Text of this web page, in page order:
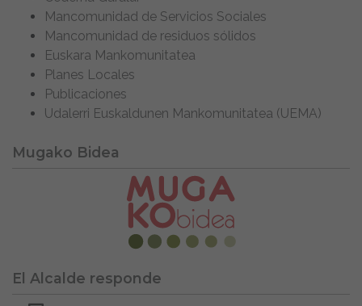
Mancomunidad de Servicios Sociales
Mancomunidad de residuos sólidos
Euskara Mankomunitatea
Planes Locales
Publicaciones
Udalerri Euskaldunen Mankomunitatea (UEMA)
Mugako Bidea
El Alcalde responde